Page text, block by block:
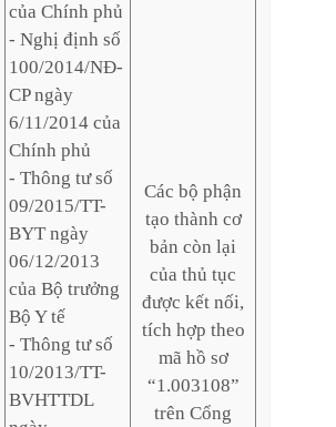
của Chính phủ
- Nghị định số
100/2014/NĐ-
CP ngày
6/11/2014 của
Chính phủ
- Thông tư số
09/2015/TT-
BYT ngày
06/12/2013
của Bộ trưởng
Bộ Y tế
- Thông tư số
10/2013/TT-
BVHTTDL
Các bộ phận
tạo thành cơ
bản còn lại
của thủ tục
được kết nối,
tích hợp theo
mã hồ sơ
“1.003108”
trên Cổng